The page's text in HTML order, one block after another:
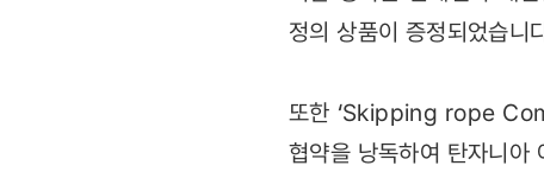
정의 상품이 증정되었습니
또한 ‘Skipping rope
협약을 낭독하여 탄자니아